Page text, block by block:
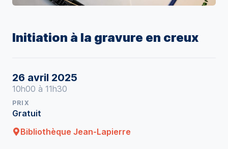
Initiation à la gravure en creux
26 avril 2025
10h00 à 11h30
PRIX
Gratuit
Bibliothèque Jean-Lapierre